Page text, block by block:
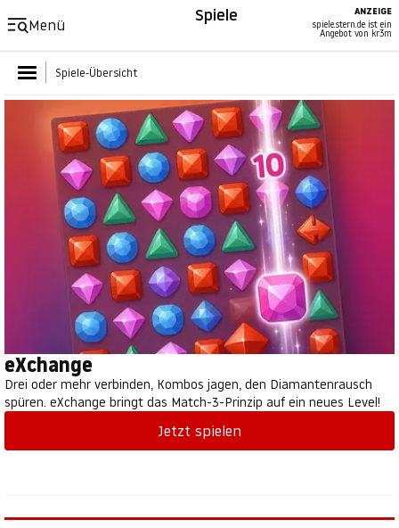
Menü Spiele
ANZEIGE
spiele.stern.de ist ein
Angebot von kr3m
Spiele-Übersicht
eXchange
Drei oder mehr verbinden, Kombos jagen, den Diamantenrausch
spüren. eXchange bringt das Match-3-Prinzip auf ein neues Level!
Jetzt spielen